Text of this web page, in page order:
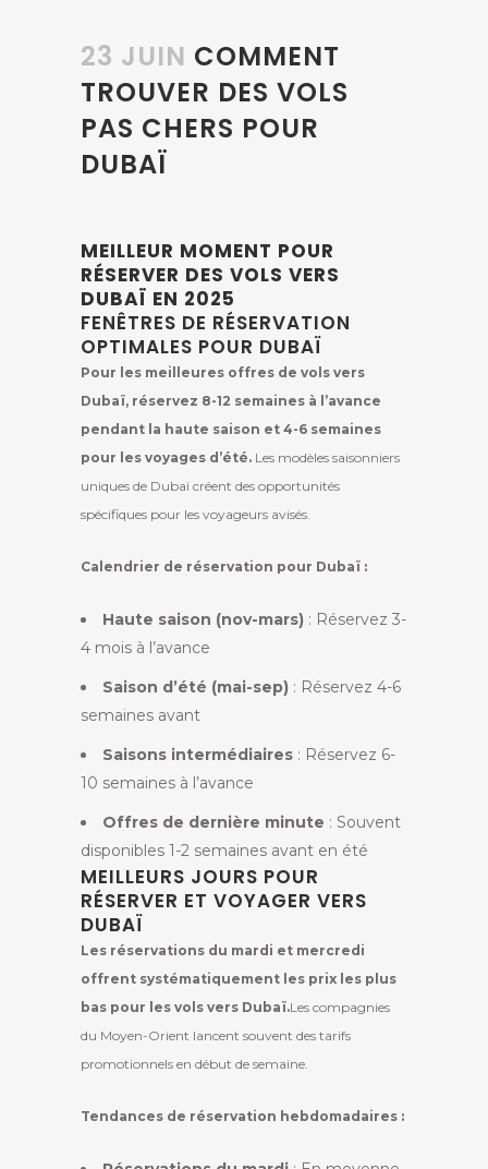
23 JUIN COMMENT
TROUVER DES VOLS
PAS CHERS POUR
DUBAÏ
MEILLEUR MOMENT POUR
RÉSERVER DES VOLS VERS
DUBAÏ EN 2025
FENÊTRES DE RÉSERVATION
OPTIMALES POUR DUBAÏ
Pour les meilleures offres de vols vers
Dubaï, réservez 8-12 semaines à l’avance
pendant la haute saison et 4-6 semaines
pour les voyages d’été. Les modèles saisonniers
uniques de Dubaï créent des opportunités
spécifiques pour les voyageurs avisés.
Calendrier de réservation pour Dubaï :
Haute saison (nov-mars) : Réservez 3-
4 mois à l’avance
Saison d’été (mai-sep) : Réservez 4-6
semaines avant
Saisons intermédiaires : Réservez 6-
10 semaines à l’avance
Offres de dernière minute : Souvent
disponibles 1-2 semaines avant en été
MEILLEURS JOURS POUR
RÉSERVER ET VOYAGER VERS
DUBAÏ
Les réservations du mardi et mercredi
offrent systématiquement les prix les plus
bas pour les vols vers Dubaï.Les compagnies
du Moyen-Orient lancent souvent des tarifs
promotionnels en début de semaine.
Tendances de réservation hebdomadaires :